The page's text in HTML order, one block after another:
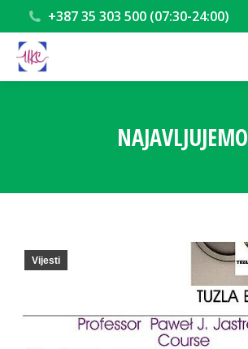
+387 35 303 500 (07:30-24:00)
NAJAVLJUJEMO
Vijesti